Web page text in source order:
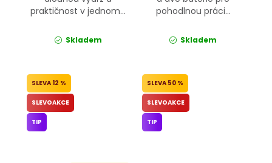
praktičnost v jednom...
Skladem
pohodlnou práci...
Skladem
12 %
SLEVOAKCE
TIP
50 %
SLEVOAKCE
TIP